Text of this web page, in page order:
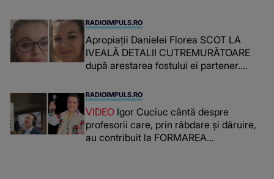
RADIOIMPULS.RO
Apropiații Danielei Florea SCOT LA
IVEALĂ DETALII CUTREMURĂTOARE
după arestarea fostului ei partener.
românca ucisă în Italia și ascunsă în
lada unui pat: " Îmi pare rău că nu am
reușit să fac mai mult pentru ea și..."
RADIOIMPULS.RO
VIDEO Igor Cuciuc cântă despre
profesorii care, prin răbdare și dăruire,
au contribuit la FORMAREA